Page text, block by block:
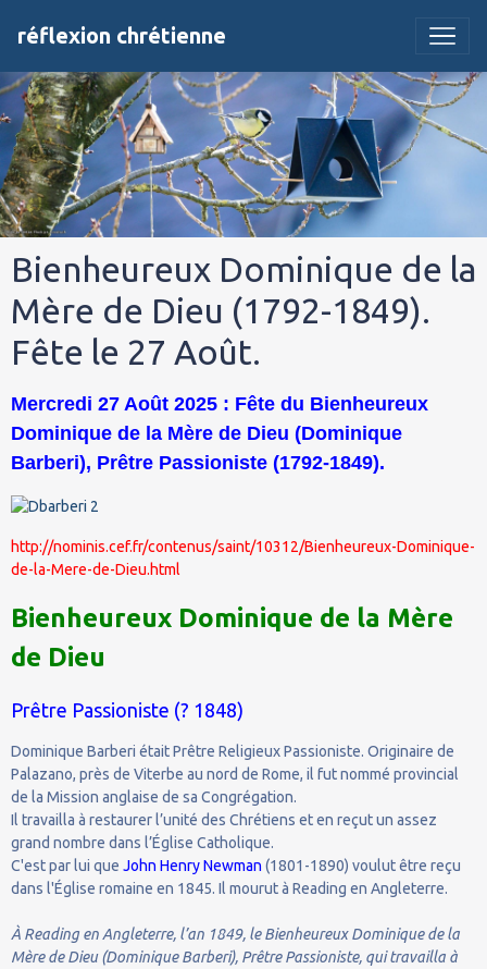
réflexion chrétienne
Bienheureux Dominique de la
Mère de Dieu (1792-1849).
Fête le 27 Août.
Mercredi 27 Août 2025 : Fête du Bienheureux
Dominique de la Mère de Dieu (Dominique
Barberi), Prêtre Passioniste (1792-1849).
http://nominis.cef.fr/contenus/saint/10312/Bienheureux-Dominique-
de-la-Mere-de-Dieu.html
Bienheureux Dominique de la Mère
de Dieu
Prêtre Passioniste (? 1848)
Dominique Barberi était Prêtre Religieux Passioniste. Originaire de
Palazano, près de Viterbe au nord de Rome, il fut nommé provincial
de la Mission anglaise de sa Congrégation.
Il travailla à restaurer l’unité des Chrétiens et en reçut un assez
grand nombre dans l’Église Catholique.
C'est par lui que John Henry Newman (1801-1890) voulut être reçu
dans l'Église romaine en 1845. Il mourut à Reading en Angleterre.
À Reading en Angleterre, l’an 1849, le Bienheureux Dominique de la
Mère de Dieu (Dominique Barberi), Prêtre Passioniste, qui travailla à